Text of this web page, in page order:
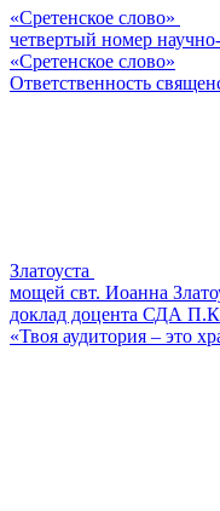
«Сретенское слово»
четвертый номер
«Сретенское слово»
Ответственность
Златоуста
мощей свт. Иоанна
доклад доцента СДА
«Твоя аудитория – это